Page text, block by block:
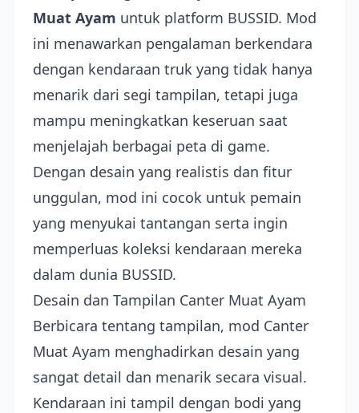
Muat Ayam untuk platform BUSSID. Mod
ini menawarkan pengalaman berkendara
dengan kendaraan truk yang tidak hanya
menarik dari segi tampilan, tetapi juga
mampu meningkatkan keseruan saat
menjelajah berbagai peta di game.
Dengan desain yang realistis dan fitur
unggulan, mod ini cocok untuk pemain
yang menyukai tantangan serta ingin
memperluas koleksi kendaraan mereka
dalam dunia BUSSID.
Desain dan Tampilan Canter Muat Ayam
Berbicara tentang tampilan, mod Canter
Muat Ayam menghadirkan desain yang
sangat detail dan menarik secara visual.
Kendaraan ini tampil dengan bodi yang